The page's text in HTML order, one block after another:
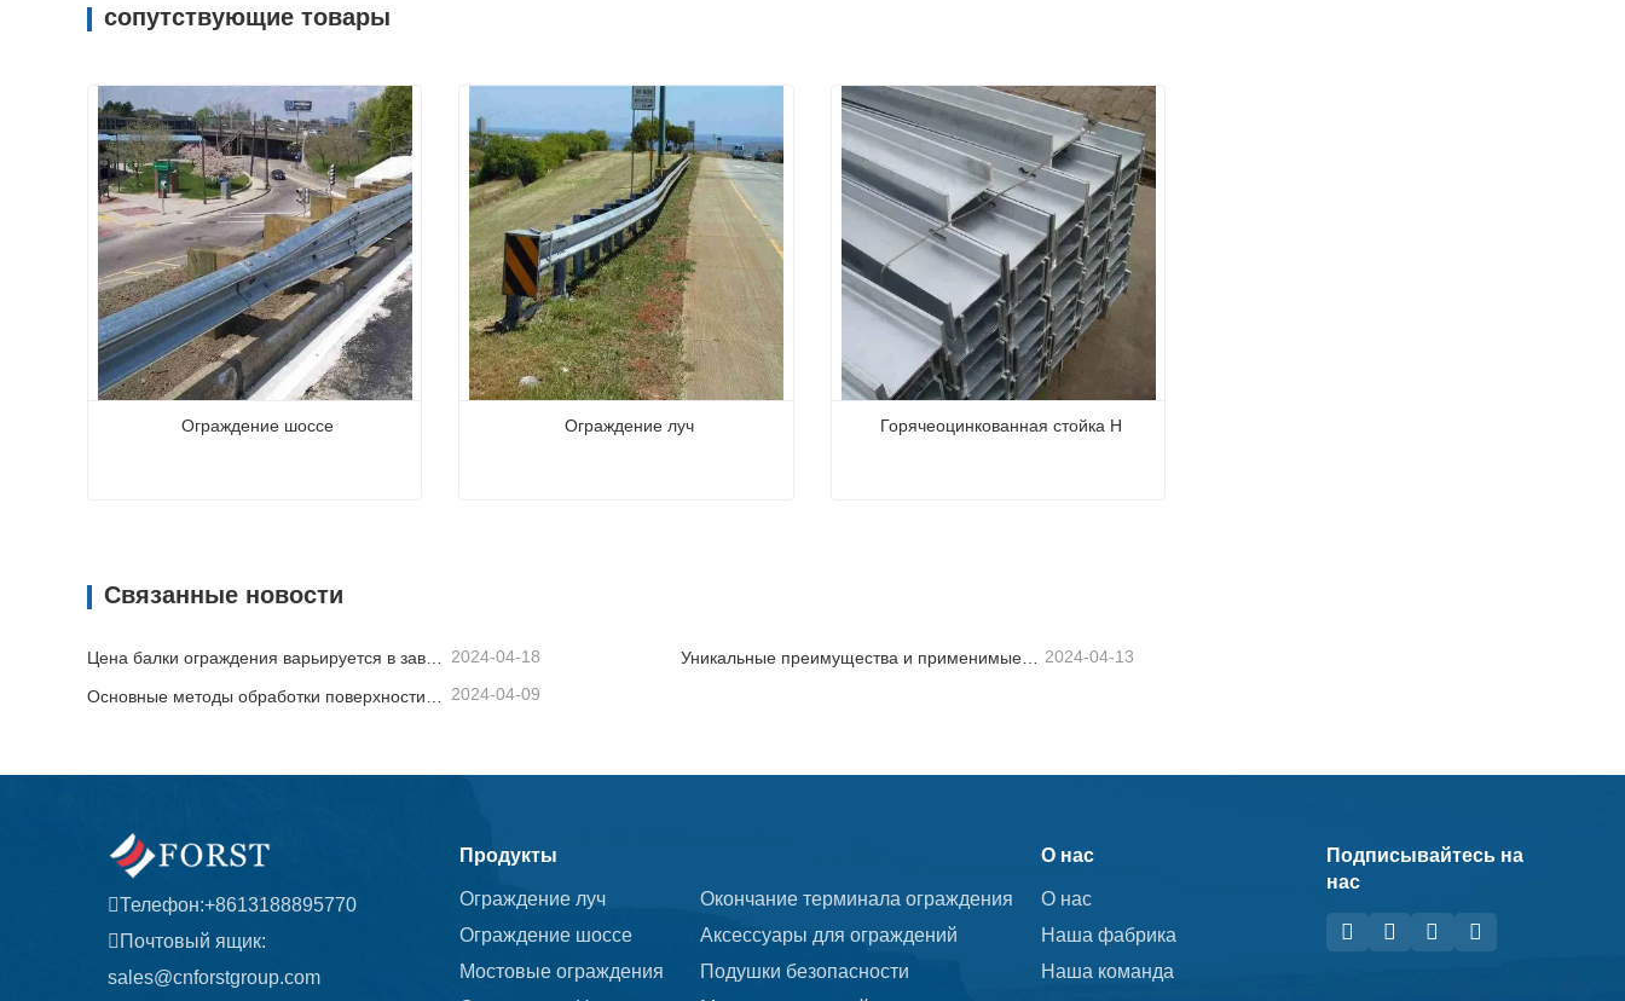
сопутствующие товары
Ограждение шоссе Ограждение луч Горячеоцинкованная стойка H
Связанные новости
Цена балки ограждения варьируется в зависимости от различных факторов. 2024-04-18 Уникальные преимущества и применимые сценарии дорожных ограждений 2024-04-13
2024-04-09
Телефон:+8613188895770
Почтовый ящик:
sales@cnforstgroup.com
Продукты
Ограждение луч
Ограждение шоссе
Мостовые ограждения
Окончание терминала ограждения
Аксессуары для ограждений
Подушки безопасности
О нас
О нас
Наша фабрика
Наша команда
Подписывайтесь на
нас